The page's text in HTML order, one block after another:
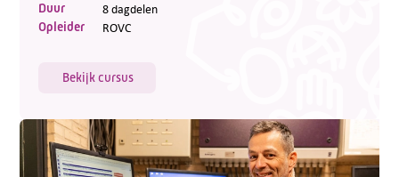
Duur 8 dagdelen
Opleider ROVC
Bekijk cursus